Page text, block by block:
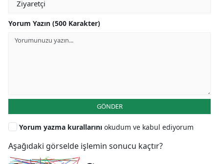
Yorum Yazın (500 Karakter)
GÖNDER
Yorum yazma kurallarını okudum ve kabul ediyorum
Aşağıdaki görselde işlemin sonucu kaçtır?